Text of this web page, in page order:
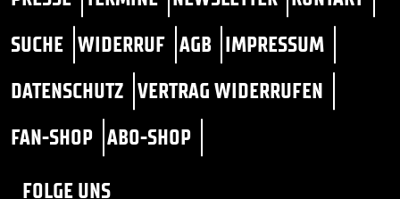
SUCHE WIDERRUF AGB IMPRESSUM
DATENSCHUTZ VERTRAG WIDERRUFEN
FAN-SHOP ABO-SHOP
FOLGE UNS